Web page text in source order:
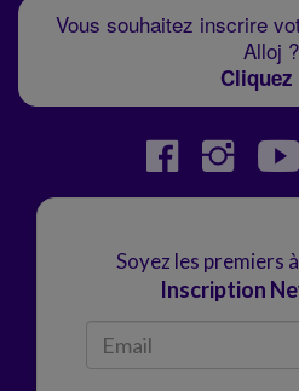
Vous souhaitez inscrire
Alloj ?
Soyez les premiers
Inscription